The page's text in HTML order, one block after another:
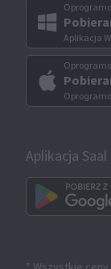
Aplikacja
Aplikacja